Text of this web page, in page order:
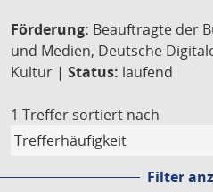
Förderung: Beauftragte der
und Medien, Deutsche
Kultur | Status: laufend
1 Treffer sortiert nach
Filter